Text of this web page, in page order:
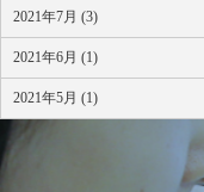
2021年7月 (3)
2021年6月 (1)
2021年5月 (1)